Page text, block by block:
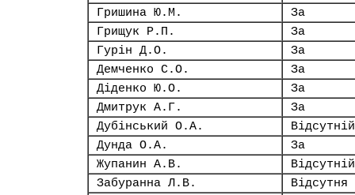
Гришина Ю.М.
За
Грищук Р.П.
За
Гурін Д.О.
За
Демченко С.О.
За
Діденко Ю.О.
За
Дмитрук А.Г.
За
Дубінський О.А.
Відсутній
Дунда О.А.
За
Жупанин А.В.
Відсутній
Забуранна Л.В.
Відсутня